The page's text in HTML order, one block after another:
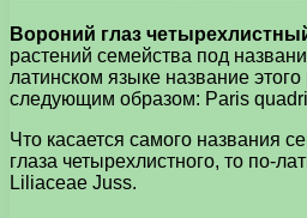
Вороний глаз
растений семейства под
латинском языке название этого
следующим образом: Paris
Что касается самого названия
глаза четырехлистного, то по-
Liliaceae Juss.